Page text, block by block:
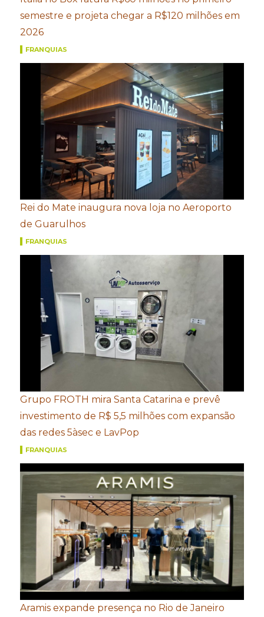
semestre e projeta chegar a R$120 milhões em
2026
FRANQUIAS
Rei do Mate inaugura nova loja no Aeroporto
de Guarulhos
FRANQUIAS
Grupo FROTH mira Santa Catarina e prevê
investimento de R$ 5,5 milhões com expansão
das redes 5àsec e LavPop
FRANQUIAS
Aramis expande presença no Rio de Janeiro